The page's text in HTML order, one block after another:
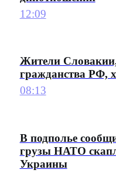
12:09
Жители
гражданства РФ,
08:13
В подполье
грузы НАТО
Украины